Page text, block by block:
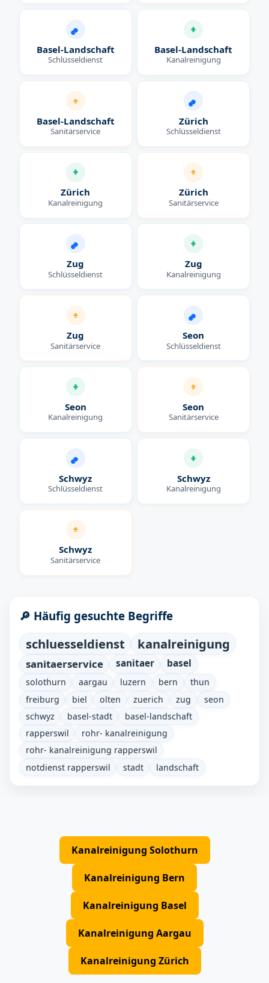
Basel-Landschaft
Schlüsseldienst
Basel-Landschaft
Kanalreinigung
Basel-Landschaft
Sanitärservice
Zürich
Schlüsseldienst
Zürich
Kanalreinigung
Zürich
Sanitärservice
Zug
Schlüsseldienst
Zug
Kanalreinigung
Zug
Sanitärservice
Seon
Schlüsseldienst
Seon
Kanalreinigung
Seon
Sanitärservice
Schwyz
Schlüsseldienst
Schwyz
Kanalreinigung
Schwyz
Sanitärservice
🔎 Häufig gesuchte Begriffe
schluesseldienst kanalreinigung
sanitaerservice sanitaer basel
solothurn aargau luzern bern
thun
freiburg
biel olten zuerich zug
seon
schwyz
basel-stadt
basel-landschaft
rapperswil
rohr- kanalreinigung
rohr- kanalreinigung rapperswil
notdienst rapperswil
stadt landschaft
Kanalreinigung Solothurn
Kanalreinigung Bern
Kanalreinigung Basel
Kanalreinigung Aargau
Kanalreinigung Zürich